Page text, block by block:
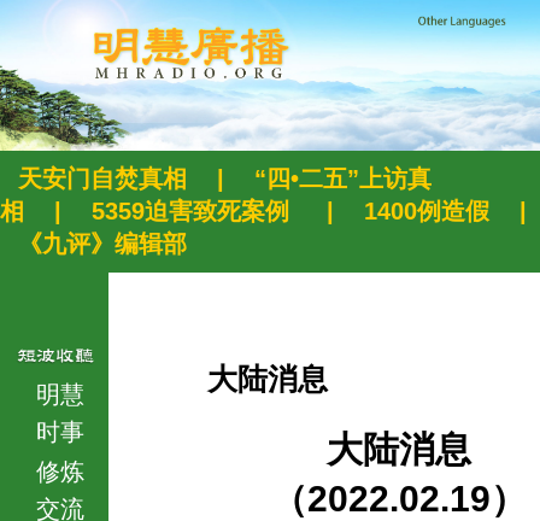
天安门自焚真相
“四•二五”上访真
相
5359迫害致死案例 1400例造假
《九评》编辑部
明慧
时事
修炼
交流
大陆消息
大陆消息
（2022.02.19）